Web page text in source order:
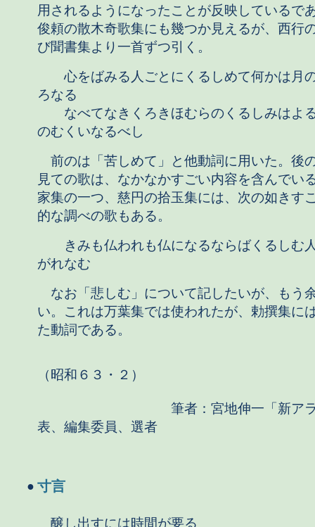
用されるようになったことが反映しているで
俊頼の散木奇歌集にも幾つか見えるが、西行
び聞書集より一首ずつ引く。
心をばみる人ごとにくるしめて何かは月
ろなる
なべてなきくろきほむらのくるしみはよ
のむくいなるべし
前のは「苦しめて」と他動詞に用いた。後
見ての歌は、なかなかすごい内容を含んでい
家集の一つ、慈円の拾玉集には、次の如きす
的な調べの歌もある。
きみも仏われも仏になるならばくるしむ
がれなむ
なお「悲しむ」について記したいが、もう
い。これは万葉集では使われたが、勅撰集に
た動詞である。
（昭和６３・２）
筆者：宮地伸一「新アララ
表、編集委員、選者
● 寸言
醸し出すには時間が要る